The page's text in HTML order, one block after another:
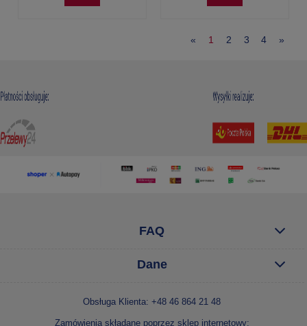
« 1 2 3 4 »
FAQ
Dane
Obsługa Klienta: +48 46 864 21 48
Zamówienia składane poprzez sklep internetowy: